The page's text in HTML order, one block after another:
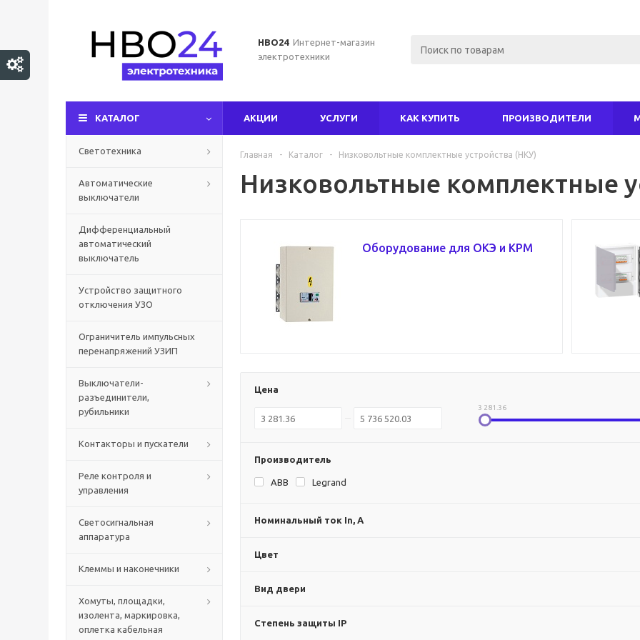
НВО24 Интернет-магазин
электротехники
КАТАЛОГ АКЦИИ УСЛУГИ КАК КУПИТЬ ПРОИЗВОДИТЕЛИ
Светотехника
Автоматические
выключатели
Дифференциальный
автоматический
выключатель
Устройство защитного
отключения УЗО
Ограничитель импульсных
перенапряжений УЗИП
Выключатели-
разъединители,
рубильники
Контакторы и пускатели
Реле контроля и
управления
Светосигнальная
аппаратура
Клеммы и наконечники
Хомуты, площадки,
изолента, маркировка,
оплетка кабельная
Главная - Каталог - Низковольтные комплектные устройства (НКУ)
Низковольтные комплектные
Оборудование для ОКЭ и КРМ
Цена
3 281.36
Производитель
ABB Legrand
Номинальный ток In, А
Цвет
Вид двери
Степень защиты IP